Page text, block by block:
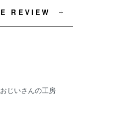
REVIEW
じいさんの工房